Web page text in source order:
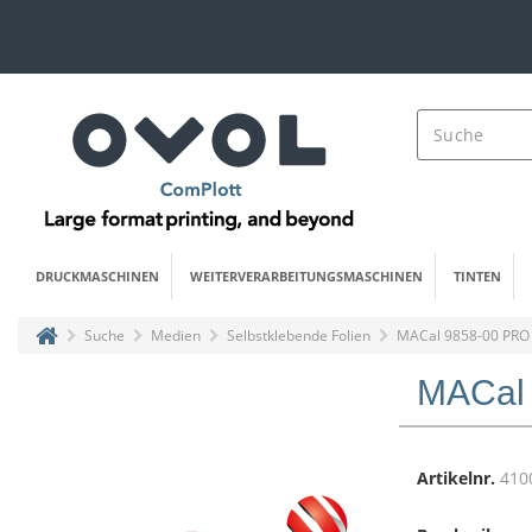
DRUCKMASCHINEN WEITERVERARBEITUNGSMASCHINEN TINTEN
Suche Medien Selbstklebende Folien MACal 9858-00
Artikelnr.